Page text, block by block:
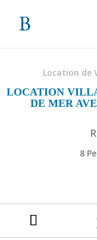
Location de
LOCATION
DE MER
8